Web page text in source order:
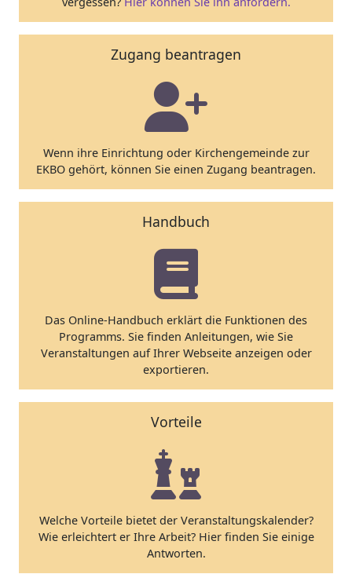
Zugang beantragen
Wenn ihre Einrichtung oder Kirchengemeinde zur
EKBO gehört, können Sie einen Zugang beantragen.
Handbuch
Das Online-Handbuch erklärt die Funktionen des
Programms. Sie finden Anleitungen, wie Sie
Veranstaltungen auf Ihrer Webseite anzeigen oder
exportieren.
Vorteile
Welche Vorteile bietet der Veranstaltungskalender?
Wie erleichtert er Ihre Arbeit? Hier finden Sie einige
Antworten.